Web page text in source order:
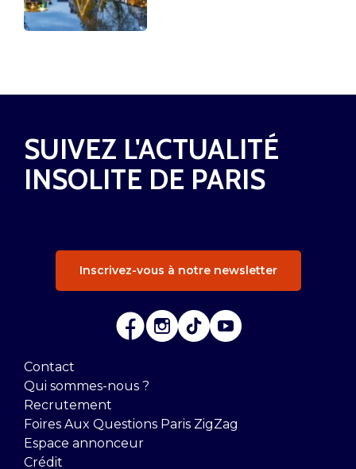
SUIVEZ L'ACTUALITÉ
INSOLITE DE PARIS
Inscrivez-vous à notre newsletter
Contact
Qui sommes-nous ?
Recrutement
Foires Aux Questions Paris ZigZag
Espace annonceur
Crédit